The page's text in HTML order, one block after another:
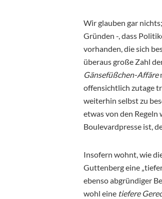
Wir glauben gar
Gründen -, dass
vorhanden, die sich
überaus große Zahl
Gänsefüßchen-Affäre
offensichtlich zutage
weiterhin selbst zu
etwas von den Regeln
Boulevardpresse ist,
Insofern wohnt, wie
Guttenberg eine
ebenso abgründiger
wohl eine tiefere